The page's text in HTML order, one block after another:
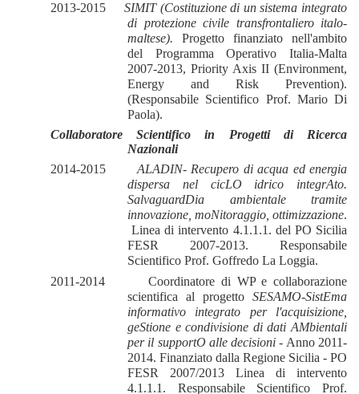
2013-2015
SIMIT (Costituzione di un sistema integrato
di protezione civile transfrontaliero italo-
maltese). Progetto finanziato nell'ambito
del Programma Operativo Italia-Malta
2007-2013, Priority Axis II (Environment,
Energy and Risk Prevention).
(Responsabile Scientifico Prof. Mario Di
Paola).
Collaboratore Scientifico in Progetti di Ricerca
Nazionali
2014-2015
ALADIN- Recupero di acqua ed energia
dispersa nel cicLO idrico integrAto.
SalvaguardDia ambientale tramite
innovazione, moNitoraggio, ottimizzazione.
Linea di intervento 4.1.1.1. del PO Sicilia
FESR 2007-2013. Responsabile
Scientifico Prof. Goffredo La Loggia.
2011-2014
Coordinatore di WP e collaborazione
scientifica al progetto SESAMO-SistEma
informativo integrato per l'acquisizione,
geStione e condivisione di dati AMbientali
per il supportO alle decisioni - Anno 2011-
2014. Finanziato dalla Regione Sicilia - PO
FESR 2007/2013 Linea di intervento
4.1.1.1. Responsabile Scientifico Prof.